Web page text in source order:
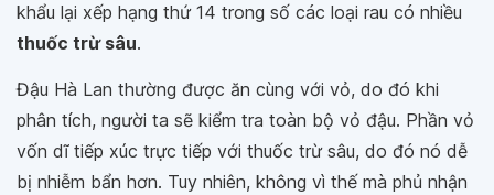
khẩu lại xếp hạng thứ 14 trong số các loại rau có nhiều
thuốc trừ sâu.
Đậu Hà Lan thường được ăn cùng với vỏ, do đó khi
phân tích, người ta sẽ kiểm tra toàn bộ vỏ đậu. Phần vỏ
vốn dĩ tiếp xúc trực tiếp với thuốc trừ sâu, do đó nó dễ
bị nhiễm bẩn hơn. Tuy nhiên, không vì thế mà phủ nhận